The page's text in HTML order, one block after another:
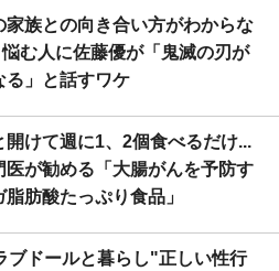
家族との向き合い方がわからな
む人に佐藤優が「鬼滅の刃が
る」と話すワケ
開けて週に1、2個食べるだけ...
医が勧める「大腸がんを予防す
脂肪酸たっぷり食品」
ブドールと暮らし"正しい性行